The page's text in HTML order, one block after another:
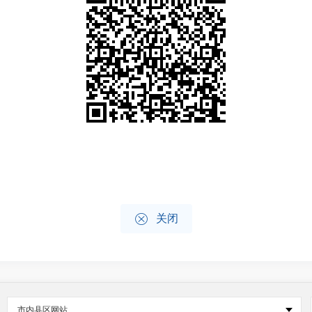
 关闭
市内县区网站